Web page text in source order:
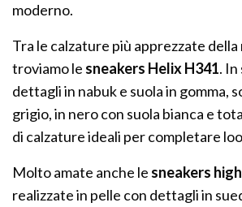
moderno.
Tra le calzature più apprezzate
troviamo le sneakers Helix H341. In
dettagli in nabuk e suola in gomma,
grigio, in nero con suola bianca e
di calzature ideali per completare
Molto amate anche le sneakers
realizzate in pelle con dettagli in